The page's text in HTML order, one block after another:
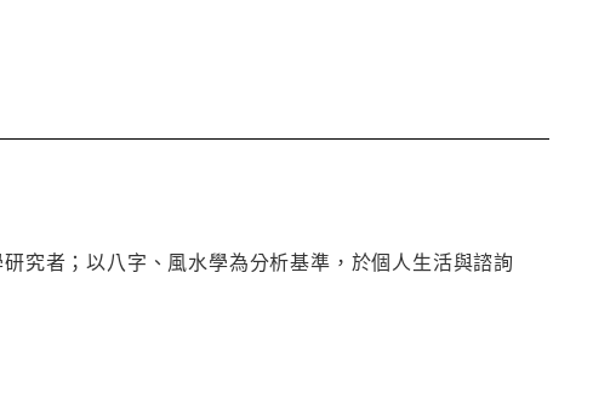
究者；以八字、風水學為分析基準，於個人生活與諮詢